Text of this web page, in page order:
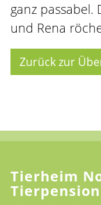
ganz passabel.
und Rena
Zurück zur
Tierheim
Tierpension